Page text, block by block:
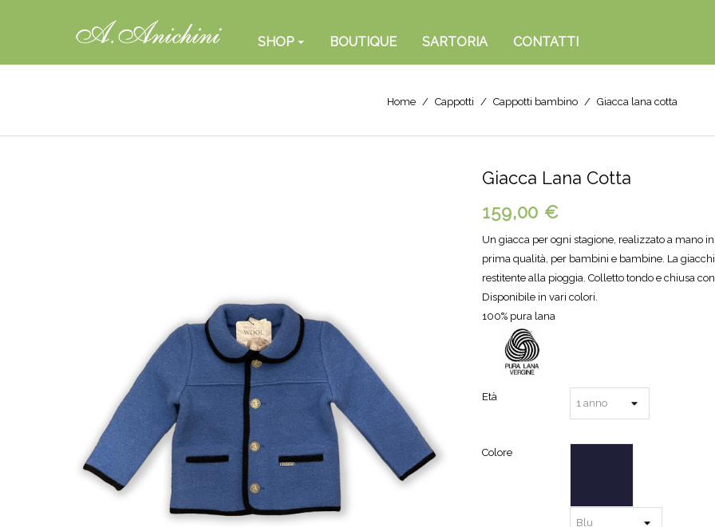
SHOP BOUTIQUE SARTORIA CONTATTI
Home Cappotti Cappotti bambino Giacca lana cotta
Giacca Lana Cotta
159,00 €
Un giacca per ogni stagione, realizzato a mano
prima qualità, per bambini e bambine. La
restitente alla pioggia. Colletto tondo e chiusa
Disponibile in vari colori.
100% pura lana
Età
Colore